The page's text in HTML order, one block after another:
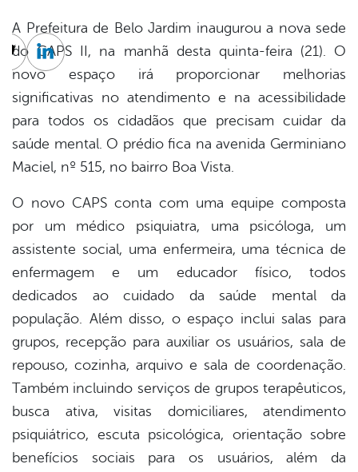
A Prefeitura de Belo Jardim inaugurou a nova sede
do CAPS II, na manhã desta quinta-feira (21). O
novo espaço irá proporcionar melhorias
significativas no atendimento e na acessibilidade
para todos os cidadãos que precisam cuidar da
saúde mental. O prédio fica na avenida Germiniano
Maciel, nº 515, no bairro Boa Vista.
O novo CAPS conta com uma equipe composta
por um médico psiquiatra, uma psicóloga, um
assistente social, uma enfermeira, uma técnica de
enfermagem e um educador físico, todos
dedicados ao cuidado da saúde mental da
população. Além disso, o espaço inclui salas para
grupos, recepção para auxiliar os usuários, sala de
repouso, cozinha, arquivo e sala de coordenação.
Também incluindo serviços de grupos terapêuticos,
busca ativa, visitas domiciliares, atendimento
psiquiátrico, escuta psicológica, orientação sobre
benefícios sociais para os usuários, além da
Twitter
Linkedin